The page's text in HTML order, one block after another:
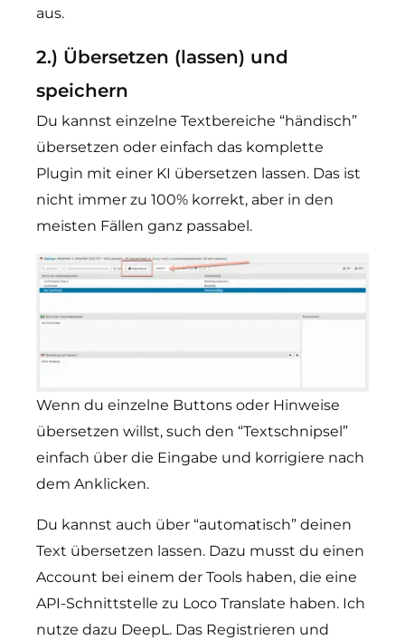
aus.
2.) Übersetzen (lassen) und
speichern
Du kannst einzelne Textbereiche “händisch”
übersetzen oder einfach das komplette
Plugin mit einer KI übersetzen lassen. Das ist
nicht immer zu 100% korrekt, aber in den
meisten Fällen ganz passabel.
Wenn du einzelne Buttons oder Hinweise
übersetzen willst, such den “Textschnipsel”
einfach über die Eingabe und korrigiere nach
dem Anklicken.
Du kannst auch über “automatisch” deinen
Text übersetzen lassen. Dazu musst du einen
Account bei einem der Tools haben, die eine
API-Schnittstelle zu Loco Translate haben. Ich
nutze dazu DeepL. Das Registrieren und